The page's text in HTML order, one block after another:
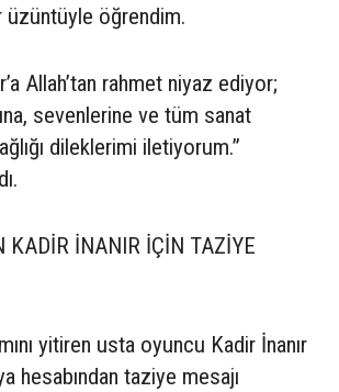
öğrendim.
Allah’tan rahmet niyaz ediyor;
sevenlerine ve tüm sanat
dileklerimi iletiyorum.”
KADİR İNANIR İÇİN TAZİYE
yitiren usta oyuncu Kadir İnanır
hesabından taziye mesajı